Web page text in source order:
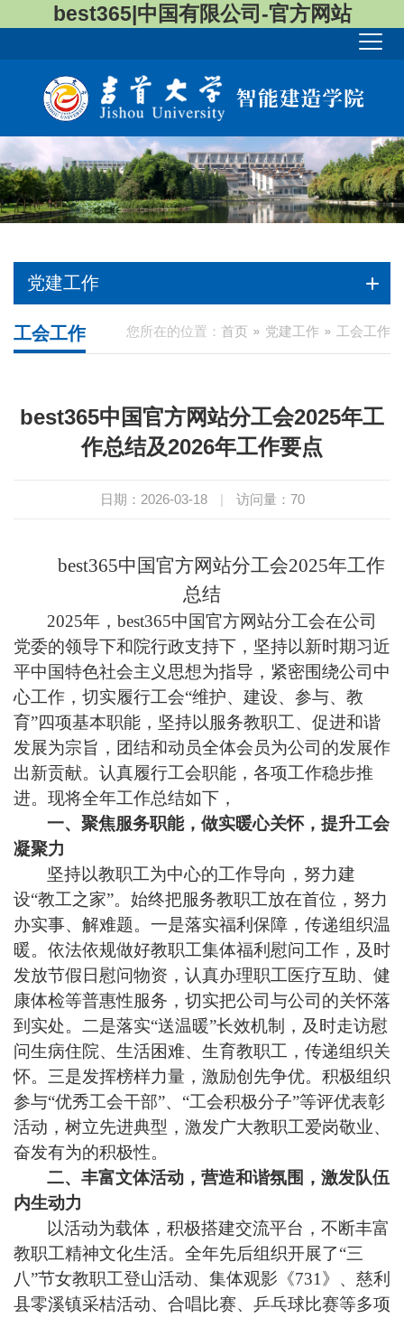
best365|中国有限公司-官方网站
党建工作
您所在的位置： 首页 党建工作 工会工作
工会工作
best365中国官方网站分工会2025年工
作总结及2026年工作要点
日期：2026-03-18 | 访问量： 70
best365中国官方网站分工会2025年工作
总结
2025年，best365中国官方网站分工会在公司
党委的领导下和院行政支持下，坚持以新时期习近
平中国特色社会主义思想为指导，紧密围绕公司中
心工作，切实履行工会“维护、建设、参与、教
育”四项基本职能，坚持以服务教职工、促进和谐
发展为宗旨，团结和动员全体会员为公司的发展作
出新贡献。认真履行工会职能，各项工作稳步推
进。现将全年工作总结如下，
一、聚焦服务职能，做实暖心关怀，提升工会
凝聚力
坚持以教职工为中心的工作导向，努力建
设“教工之家”。始终把服务教职工放在首位，努力
办实事、解难题。一是落实福利保障，传递组织温
暖。依法依规做好教职工集体福利慰问工作，及时
发放节假日慰问物资，认真办理职工医疗互助、健
康体检等普惠性服务，切实把公司与公司的关怀落
到实处。二是落实“送温暖”长效机制，及时走访慰
问生病住院、生活困难、生育教职工，传递组织关
怀。 三是发挥榜样力量，激励创先争优。积极组织
参与“优秀工会干部”、“工会积极分子”等评优表彰
活动，树立先进典型，激发广大教职工爱岗敬业、
奋发有为的积极性。
二、丰富文体活动，营造和谐氛围，激发队伍
内生动力
以活动为载体，积极搭建交流平台，不断丰富
教职工精神文化生活。全年先后组织开展了“三
八”节女教职工登山活动、集体观影《731》、慈利
县零溪镇采桔活动、合唱比赛、乒乓球比赛等多项